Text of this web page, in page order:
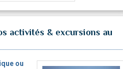
activités & excursions au
ou